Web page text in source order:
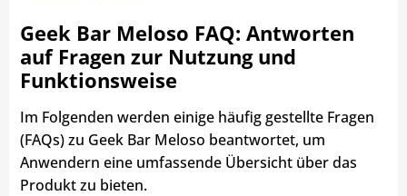
Geek Bar Meloso FAQ: Antworten
auf Fragen zur Nutzung und
Funktionsweise
Im Folgenden werden einige häufig gestellte Fragen
(FAQs) zu Geek Bar Meloso beantwortet, um
Anwendern eine umfassende Übersicht über das
Produkt zu bieten.